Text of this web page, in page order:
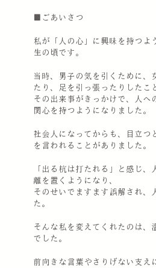
■ごあいさつ
私が「人の心」に興味を持つよ
生の頃です。
当時、男子の気を引くために、
たり、足を引っ張ったりしたこ
その出来事がきっかけで、人へ
関心を持つようになりました。
社会人になってからも、目立つ
を言われることがありました。
「出る杭は打たれる」と感じ、
離を置くようになり、
そのせいでますます誤解され、
た。
そんな私を変えてくれたのは、
でした。
前向きな言葉やさりげない支え